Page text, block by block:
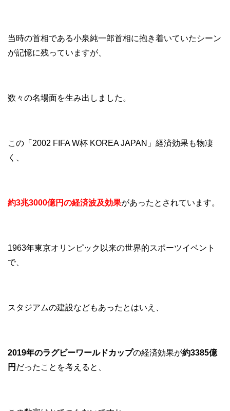
当時の首相である小泉純一郎首相に抱き着いていたシーン
が記憶に残っていますが、
数々の名場面を生み出しました。
この「2002 FIFA W杯 KOREA JAPAN」経済効果も物凄
く、
約3兆3000億円の経済波及効果があったとされています。
1963年東京オリンピック以来の世界的スポーツイベント
で、
スタジアムの建設などもあったとはいえ、
2019年のラグビーワールドカップの経済効果が約3385億
円 だったことを考えると、